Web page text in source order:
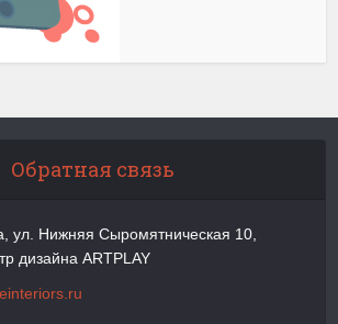
Обратная связь
ул. Нижняя Сыромятническая 10,
дизайна ARTPLAY